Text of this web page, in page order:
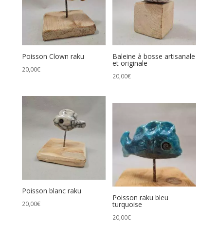
Poisson Clown raku
20,00€
Baleine à bosse artisanale
et originale
20,00€
Poisson blanc raku
20,00€
Poisson raku bleu
turquoise
20,00€